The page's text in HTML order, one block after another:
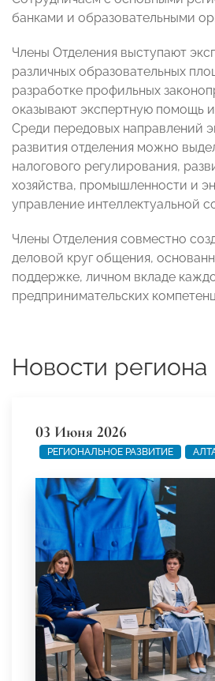
банками и образовательными
Члены Отделения выступают
различных образовательных
разработке профильных
оказывают экспертную помощь
Среди передовых направлений
развития отделения можно
налогового регулирования,
хозяйства, промышленности и
управление интеллектуальной
Члены Отделения совместно
деловой круг общения,
поддержке, личном вкладе
предпринимательских
Новости региона
03 Июня 2026
РЕГИОНАЛЬНОЕ РАЗВИТИЕ